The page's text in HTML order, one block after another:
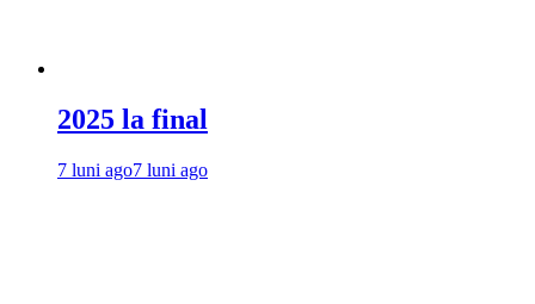
2025 la final
7 luni ago7 luni ago